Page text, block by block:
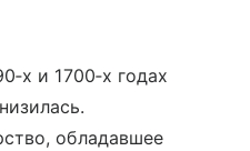
и 1700‑х годах
обладавшее